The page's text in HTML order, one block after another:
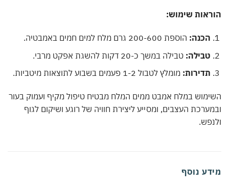
שימוש:
הכנה:הוספת 200-600 גרם מלח למים חמים באמבטיה.
טבילה:טבילה במשך כ-20 דקות להשגת אפקט מרבי.
תדירות:מומלץ לטבול 1-2 פעמים בשבוע לתוצאות מיטביות.
במלח אמבט ממים המלח מבטיח טיפול מקיף ועמוק בעור
העצבים, ומסייע ליצירת חוויה של רוגע ושיקום לגוף
נוסף